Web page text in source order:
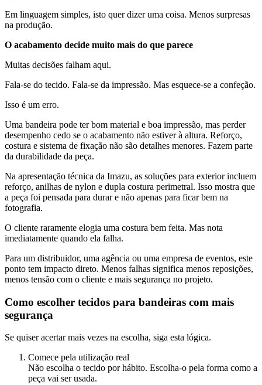
Em linguagem simples, isto quer dizer uma coisa. Menos surpresas
na produção.
O acabamento decide muito mais do que parece
Muitas decisões falham aqui.
Fala-se do tecido. Fala-se da impressão. Mas esquece-se a confeção.
Isso é um erro.
Uma bandeira pode ter bom material e boa impressão, mas perder
desempenho cedo se o acabamento não estiver à altura. Reforço,
costura e sistema de fixação não são detalhes menores. Fazem parte
da durabilidade da peça.
Na apresentação técnica da Imazu, as soluções para exterior incluem
reforço, anilhas de nylon e dupla costura perimetral. Isso mostra que
a peça foi pensada para durar e não apenas para ficar bem na
fotografia.
O cliente raramente elogia uma costura bem feita. Mas nota
imediatamente quando ela falha.
Para um distribuidor, uma agência ou uma empresa de eventos, este
ponto tem impacto direto. Menos falhas significa menos reposições,
menos tensão com o cliente e mais segurança no projeto.
Como escolher tecidos para bandeiras com mais
segurança
Se quiser acertar mais vezes na escolha, siga esta lógica.
Comece pela utilização real
Não escolha o tecido por hábito. Escolha-o pela forma como a
peça vai ser usada.